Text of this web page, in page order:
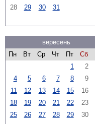
28
29 30 31
вересень
Пн
Вт Ср Чт Пт Сб
1
2
4
5 6 7 8 9
11
12 13 14 15 16
18
19 20 21 22 23
25
26 27 28 29 30